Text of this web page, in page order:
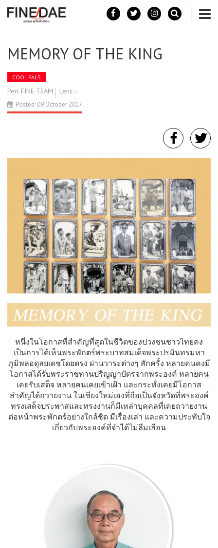
MEMORY OF THE KING
COOL PALS
Pen: FINE TEAM Lens: -
Posted: 09 October 2017
หนึ่งในโอกาสที่สำคัญที่สุดในชีวิตของปวงชนชาวไทยคง
เป็นการได้เห็นพระพักตร์พระบาทสมเด็จพระปรมินทรมหา
ภูมิพลอดุลยเดชโดยตรง ผ่านวาระต่างๆ สักครั้ง หลายคนคงมี
โอกาสได้รับพระราชทานปริญญาบัตรจากพระองค์ หลายคน
เคยรับเสด็จ หลายคนเคยเข้าเฝ้า และกระทั่งเคยมีโอกาส
สำคัญได้ถวายงาน ในเชียงใหม่เองที่ถือเป็นจังหวัดที่พระองค์
ทรงเสด็จประพาสและทรงงานก็มีเหล่าบุคคลที่เคยถวายงาน
ต่อหน้าพระพักตร์อย่างใกล้ชิด มีเรื่องเล่า และความประทับใจ
เกี่ยวกับพระองค์ที่จำได้ไม่ลืมเลือน